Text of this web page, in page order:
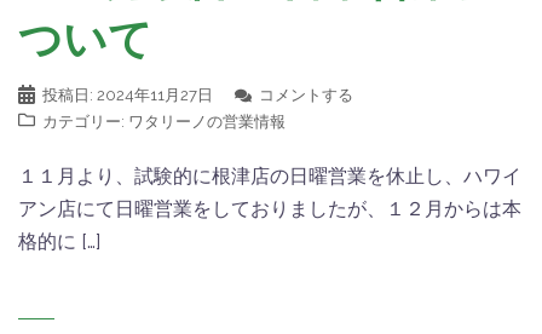
ついて
投稿日: 2024年11月27日
コメントする
カテゴリー: ワタリーノの営業情報
１１月より、試験的に根津店の日曜営業を休止し、ハワイ
アン店にて日曜営業をしておりましたが、１２月からは本
格的に […]